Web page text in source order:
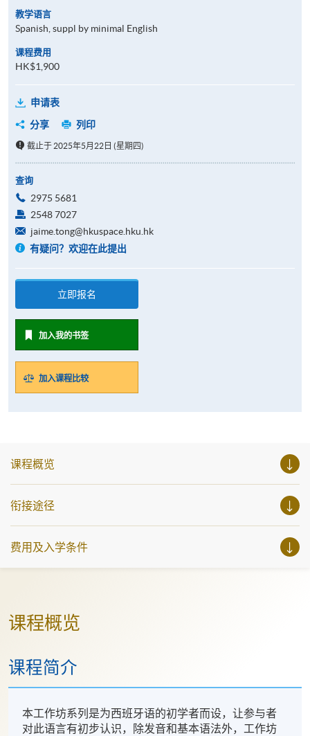
教学语言
Spanish, suppl by minimal English
课程费用
HK$1,900
申请表
分享
列印
截止于 2025年5月22日 (星期四)
查询
2975 5681
2548 7027
jaime.tong@hkuspace.hku.hk
有疑问？欢迎在此提出
立即报名
加入我的书签
加入课程比较
课程概览
衔接途径
费用及入学条件
课程概览
课程简介
本工作坊系列是为西班牙语的初学者而设，让参与者
对此语言有初步认识，除发音和基本语法外，工作坊